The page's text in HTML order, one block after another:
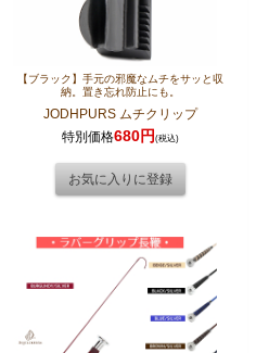
【ブラック】手元の邪魔なムチをサッと収
納。置き忘れ防止にも。
JODHPURS ムチクリップ
特別価格680円(税込)